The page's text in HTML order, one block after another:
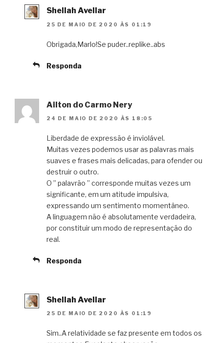
Shellah Avellar
25 DE MAIO DE 2020 ÀS 01:19
Obrigada,Marlo!Se puder..replike..abs
Responda
Ailton do Carmo Nery
24 DE MAIO DE 2020 ÀS 18:05
Liberdade de expressão é inviolável.
Muitas vezes podemos usar as palavras mais
suaves e frases mais delicadas, para ofender ou
destruir o outro.
O ” palavrão ” corresponde muitas vezes um
significante, em um atitude impulsiva,
expressando um sentimento momentâneo.
A linguagem não é absolutamente verdadeira,
por constituir um modo de representação do
real.
Responda
Shellah Avellar
25 DE MAIO DE 2020 ÀS 01:19
Sim..A relatividade se faz presente em todos os